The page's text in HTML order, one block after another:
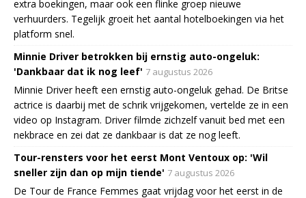
extra boekingen, maar ook een flinke groep nieuwe
verhuurders. Tegelijk groeit het aantal hotelboekingen via het
platform snel.
Minnie Driver betrokken bij ernstig auto-ongeluk:
'Dankbaar dat ik nog leef' 7 augustus 2026
Minnie Driver heeft een ernstig auto-ongeluk gehad. De Britse
actrice is daarbij met de schrik vrijgekomen, vertelde ze in een
video op Instagram. Driver filmde zichzelf vanuit bed met een
nekbrace en zei dat ze dankbaar is dat ze nog leeft.
Tour-rensters voor het eerst Mont Ventoux op: 'Wil
sneller zijn dan op mijn tiende' 7 augustus 2026
De Tour de France Femmes gaat vrijdag voor het eerst in de